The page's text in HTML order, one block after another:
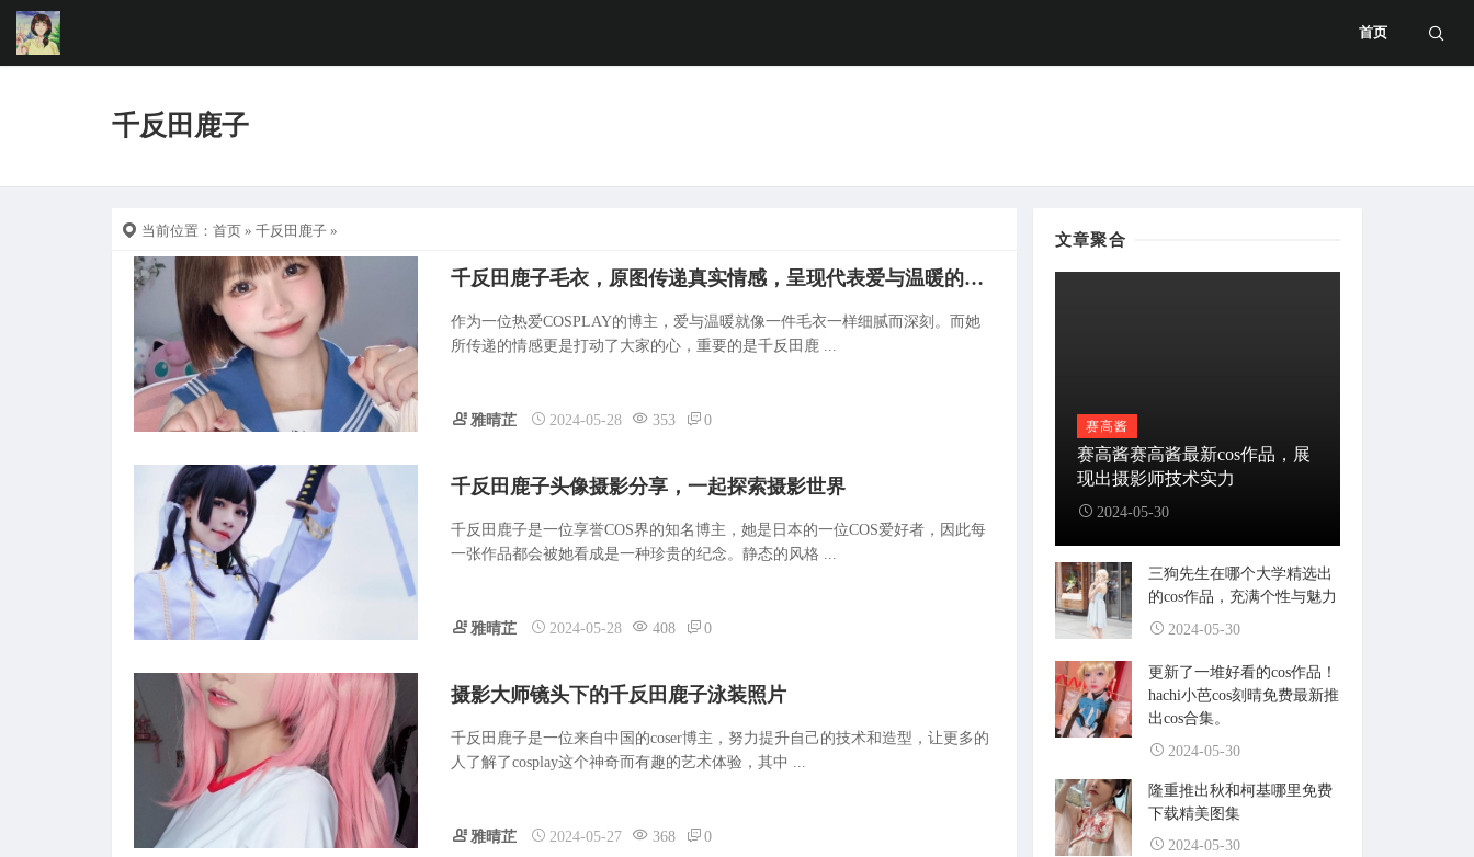
首页
千反田鹿子
当前位置： 首页 » 千反田鹿子 »
千反田鹿子毛衣，原图传递真实情感，呈现代表爱与温暖的图包
作为一位热爱COSPLAY的博主，爱与温暖就像一件毛衣一样细腻而深刻。而她
所传递的情感更是打动了大家的心，重要的是千反田鹿 ...
雅晴芷 2024-05-28 353 0
千反田鹿子头像摄影分享，一起探索摄影世界
千反田鹿子是一位享誉COS界的知名博主，她是日本的一位COS爱好者，因此每
一张作品都会被她看成是一种珍贵的纪念。静态的风格 ...
雅晴芷 2024-05-28 408 0
摄影大师镜头下的千反田鹿子泳装照片
千反田鹿子是一位来自中国的coser博主，努力提升自己的技术和造型，让更多的
人了解了cosplay这个神奇而有趣的艺术体验，其中 ...
雅晴芷 2024-05-27 368 0
文章聚合
赛高酱
赛高酱赛高酱最新cos作品，展
现出摄影师技术实力
2024-05-30
三狗先生在哪个大学精选出
的cos作品，充满个性与魅力
2024-05-30
更新了一堆好看的cos作品！
hachi小芭cos刻晴免费最新推
出cos合集。
2024-05-30
隆重推出秋和柯基哪里免费
下载精美图集
2024-05-30